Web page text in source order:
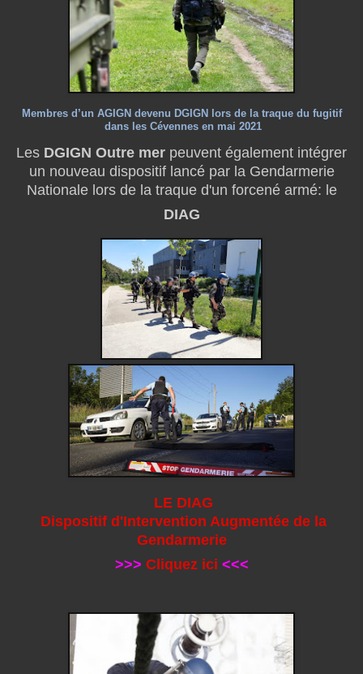
Membres d’un AGIGN devenu DGIGN lors de la traque du fugitif
dans les Cévennes en mai 2021
Les DGIGN Outre mer peuvent également intégrer
un nouveau dispositif lancé par la Gendarmerie
Nationale lors de la traque d'un forcené armé: le
DIAG
LE DIAG
Dispositif d'Intervention Augmentée de la
Gendarmerie
>>> Cliquez ici <<<